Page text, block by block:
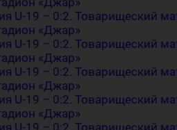
U-19 – 0:2. Товарищеский
«Джар»
U-19 – 0:2. Товарищеский
«Джар»
U-19 – 0:2. Товарищеский
«Джар»
U-19 – 0:2. Товарищеский
«Джар»
U-19 – 0:2. Товарищеский